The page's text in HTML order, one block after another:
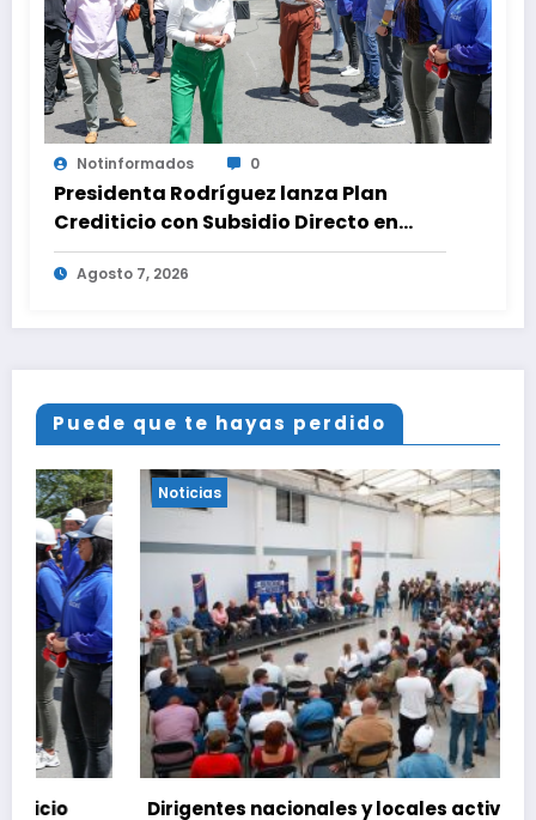
Notinformados 0
Presidenta Rodríguez lanza Plan
Crediticio con Subsidio Directo en
encuentro con Juntas de Condominio
Agosto 7, 2026
Puede que te hayas perdido
Noticias
Dirigentes nacionales y locales activan el